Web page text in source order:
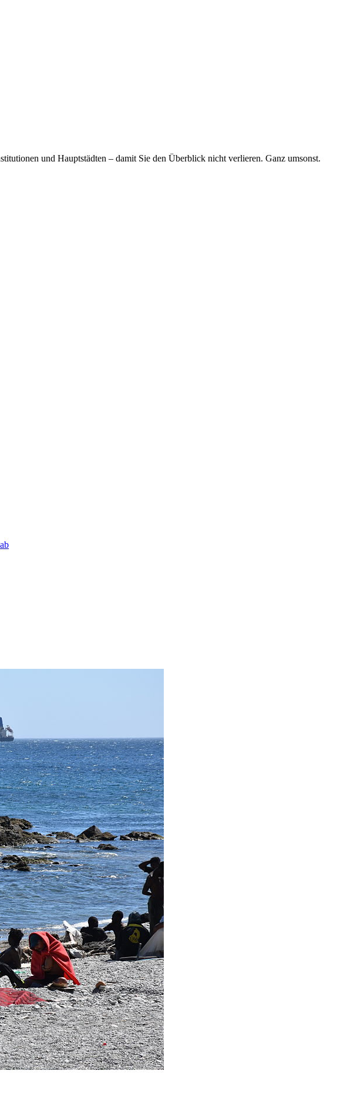
und Hauptstädten – damit Sie den Überblick nicht verlieren. Ganz umsonst.